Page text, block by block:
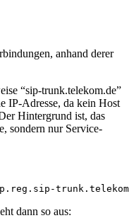
anhand derer
“sip-trunk.telekom.de”
IP-Adresse, da kein Host
Hintergrund ist, das
sondern nur Service-
dann so aus: